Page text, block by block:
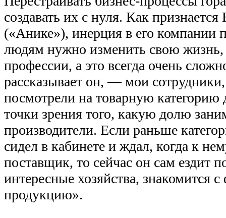
создавать их с нуля. Как
(«Анике»), инерция в его компании
людям нужно изменить свою жизнь,
профессии, а это всегда очень
рассказывает он, — мои
посмотрели на товарную
точки зрения того, какую долю
производители. Если раньше
сидел в кабинете и ждал, когда к
поставщик, то сейчас он сам ездит
интересные хозяйства, знакомится
продукцию».